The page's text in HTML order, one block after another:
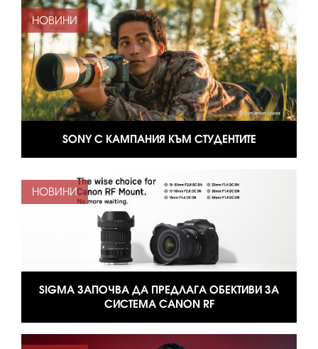
SONY С КАМПАНИЯ КЪМ СТУДЕНТИТЕ
НОВИНИ
SIGMA ЗАПОЧВА ДА ПРЕДЛАГА ОБЕКТИВИ ЗА
СИСТЕМА CANON RF
НОВИНИ